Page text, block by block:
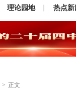
理论园地 热点新
> 正文